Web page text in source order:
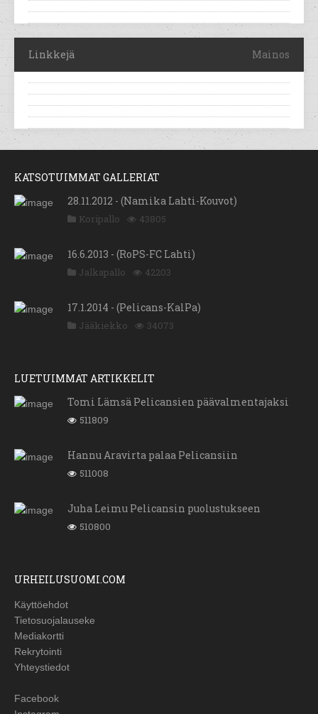
Linkkejä Mainos
KATSOTUIMMAT GALLERIAT
28.11.2012 - (Namika Lahti-Kouvot)
Koripallo 43805
16.6.2013 - (RoPS-FC Lahti)
Jalkapallo 42203
17.1.2014 - (Pelicans-KalPa)
Jääkiekko 34073
LUETUIMMAT ARTIKKELIT
Tomi Lämsä Pelicansien päävalmentajaksi
511809
Hannu Aravirta palaa Pelicansiin
511008
Juha Leimu Pelicansin puolustukseen
510800
URHEILUSUOMI.COM
Käyttöehdot
Tietosuojalauseke
Mediakortti
Rekrytointi
Yhteystiedot
Facebook